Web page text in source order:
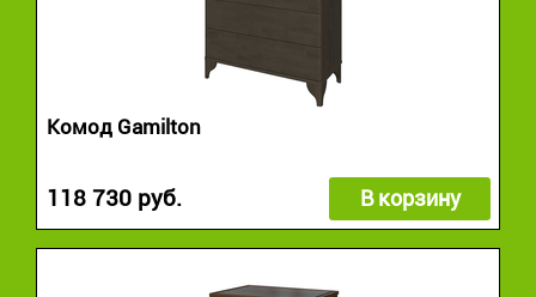
Комод Gamilton
118 730 руб. В корзину